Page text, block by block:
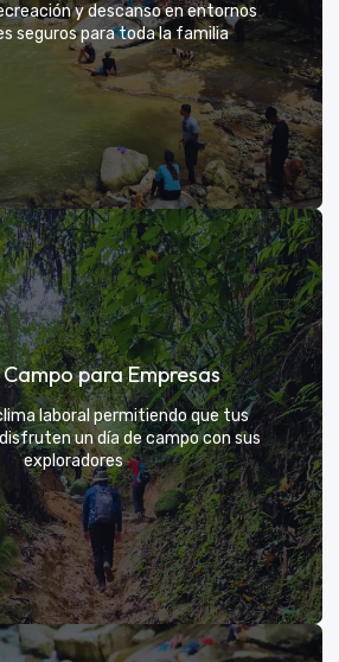
VER MÁS
y descanso en entornos
seguros para toda la familia
Días de sol
diseñado para el descanso y la
diversión de todos
VER MÁS
para Empresas
laboral permitiendo que tus
un día de campo con sus
exploradores